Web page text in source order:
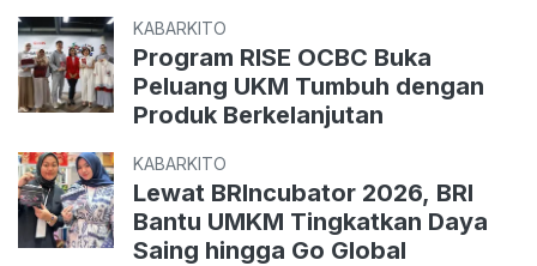
KABARKITO
Program RISE OCBC Buka
Peluang UKM Tumbuh dengan
Produk Berkelanjutan
KABARKITO
Lewat BRIncubator 2026, BRI
Bantu UMKM Tingkatkan Daya
Saing hingga Go Global